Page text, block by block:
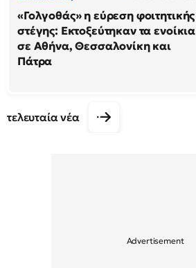
«Γολγοθάς» η εύρεση φοιτητικής
στέγης: Εκτοξεύτηκαν τα ενοίκια
σε Αθήνα, Θεσσαλονίκη και
Πάτρα
τελευταία νέα